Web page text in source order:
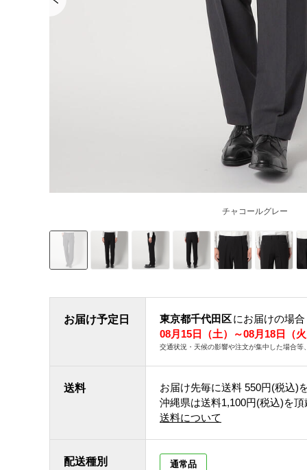
チャコールグレー
お届け予定日 東京都千代田区にお届けの場合
08月15日（土）～08月18日（
交通状況・天候の影響や注文が集中した場合
送料 お届け先毎に送料 550円(税込)
沖縄県は送料1,100円(税込)を
送料について
配送種別 通常品